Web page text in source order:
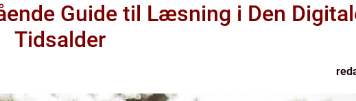
Guide til Læsning i Den
Tidsalder